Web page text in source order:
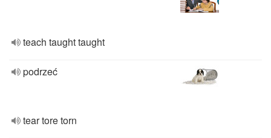
teach taught taught
podrzeć
tear tore torn